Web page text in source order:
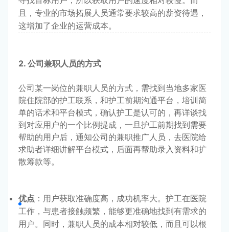
且，专业的市场拓展人员通常要求较高的薪资待遇，
这增加了企业的运营成本。
2. 公司兼职人员的方式
公司某一岗位的兼职人员的方式，需找到当地多家医
院住院部的护工联系，和护工前期沟通平台，培训简
单的话术和平台模式，确认护工是认可的，再详谈找
到对应用户的一个比例提成，一旦护工前期找到需要
帮助的用户后，通知公司的兼职推广人员，去医院给
求助者详细讲解平台模式，后面再帮助录入资料和扩
散筹款等。
优点 ：用户获取准确度高，成功机率大。护工在医院
工作，与患者接触频繁，能够更准确地找到有需求的
用户。同时，兼职人员的成本相对较低，而且可以根